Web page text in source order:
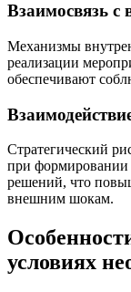
Взаимосвязь с
Механизмы
реализации
обеспечивают
Стратегический
при формировании
решений, что
внешним шокам.
условиях